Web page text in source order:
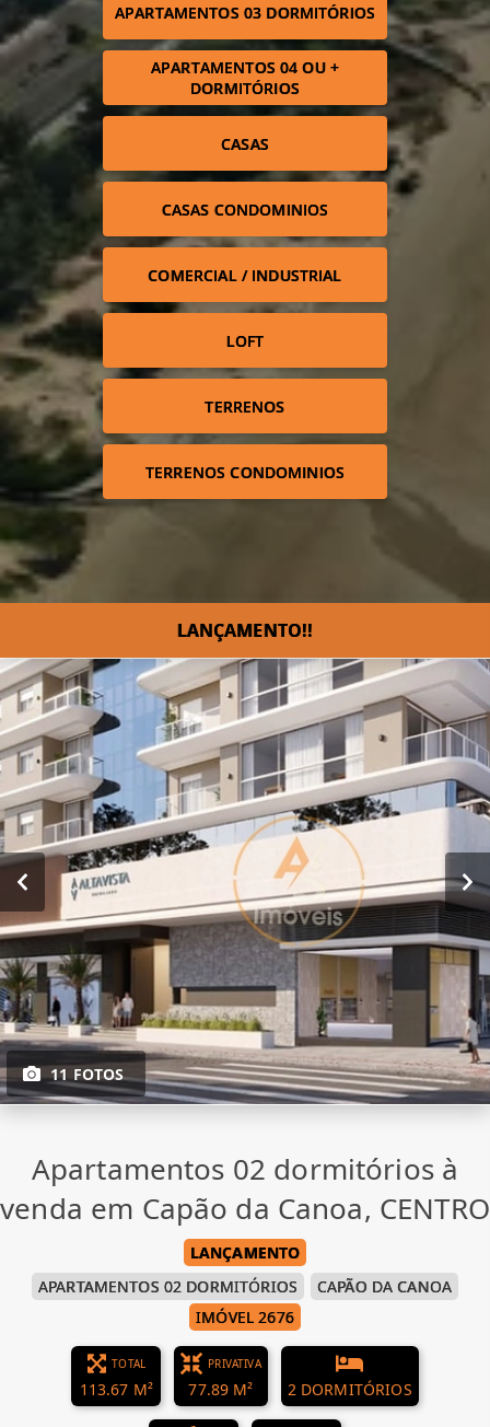
APARTAMENTOS 03 DORMITÓRIOS
APARTAMENTOS 04 OU +
DORMITÓRIOS
CASAS
CASAS CONDOMINIOS
COMERCIAL / INDUSTRIAL
LOFT
TERRENOS
TERRENOS CONDOMINIOS
LANÇAMENTO!!
11 FOTOS
Apartamentos 02 dormitórios à
venda em Capão da Canoa, CENTRO
LANÇAMENTO
APARTAMENTOS 02 DORMITÓRIOS
CAPÃO DA CANOA
IMÓVEL 2676
TOTAL
113.67 M²
PRIVATIVA
77.89 M² 2 DORMITÓRIOS